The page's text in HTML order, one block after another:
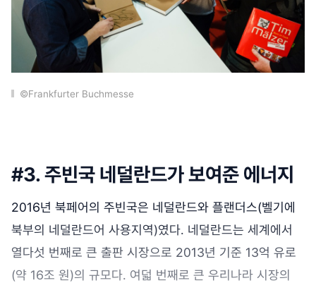
©Frankfurter Buchmesse
#3. 주빈국 네덜란드가 보여준 에너지
2016년 북페어의 주빈국은 네덜란드와 플랜더스(벨기에
북부의 네덜란드어 사용지역)였다. 네덜란드는 세계에서
열다섯 번째로 큰 출판 시장으로 2013년 기준 13억 유로
(약 16조 원)의 규모다. 여덟 번째로 큰 우리나라 시장의